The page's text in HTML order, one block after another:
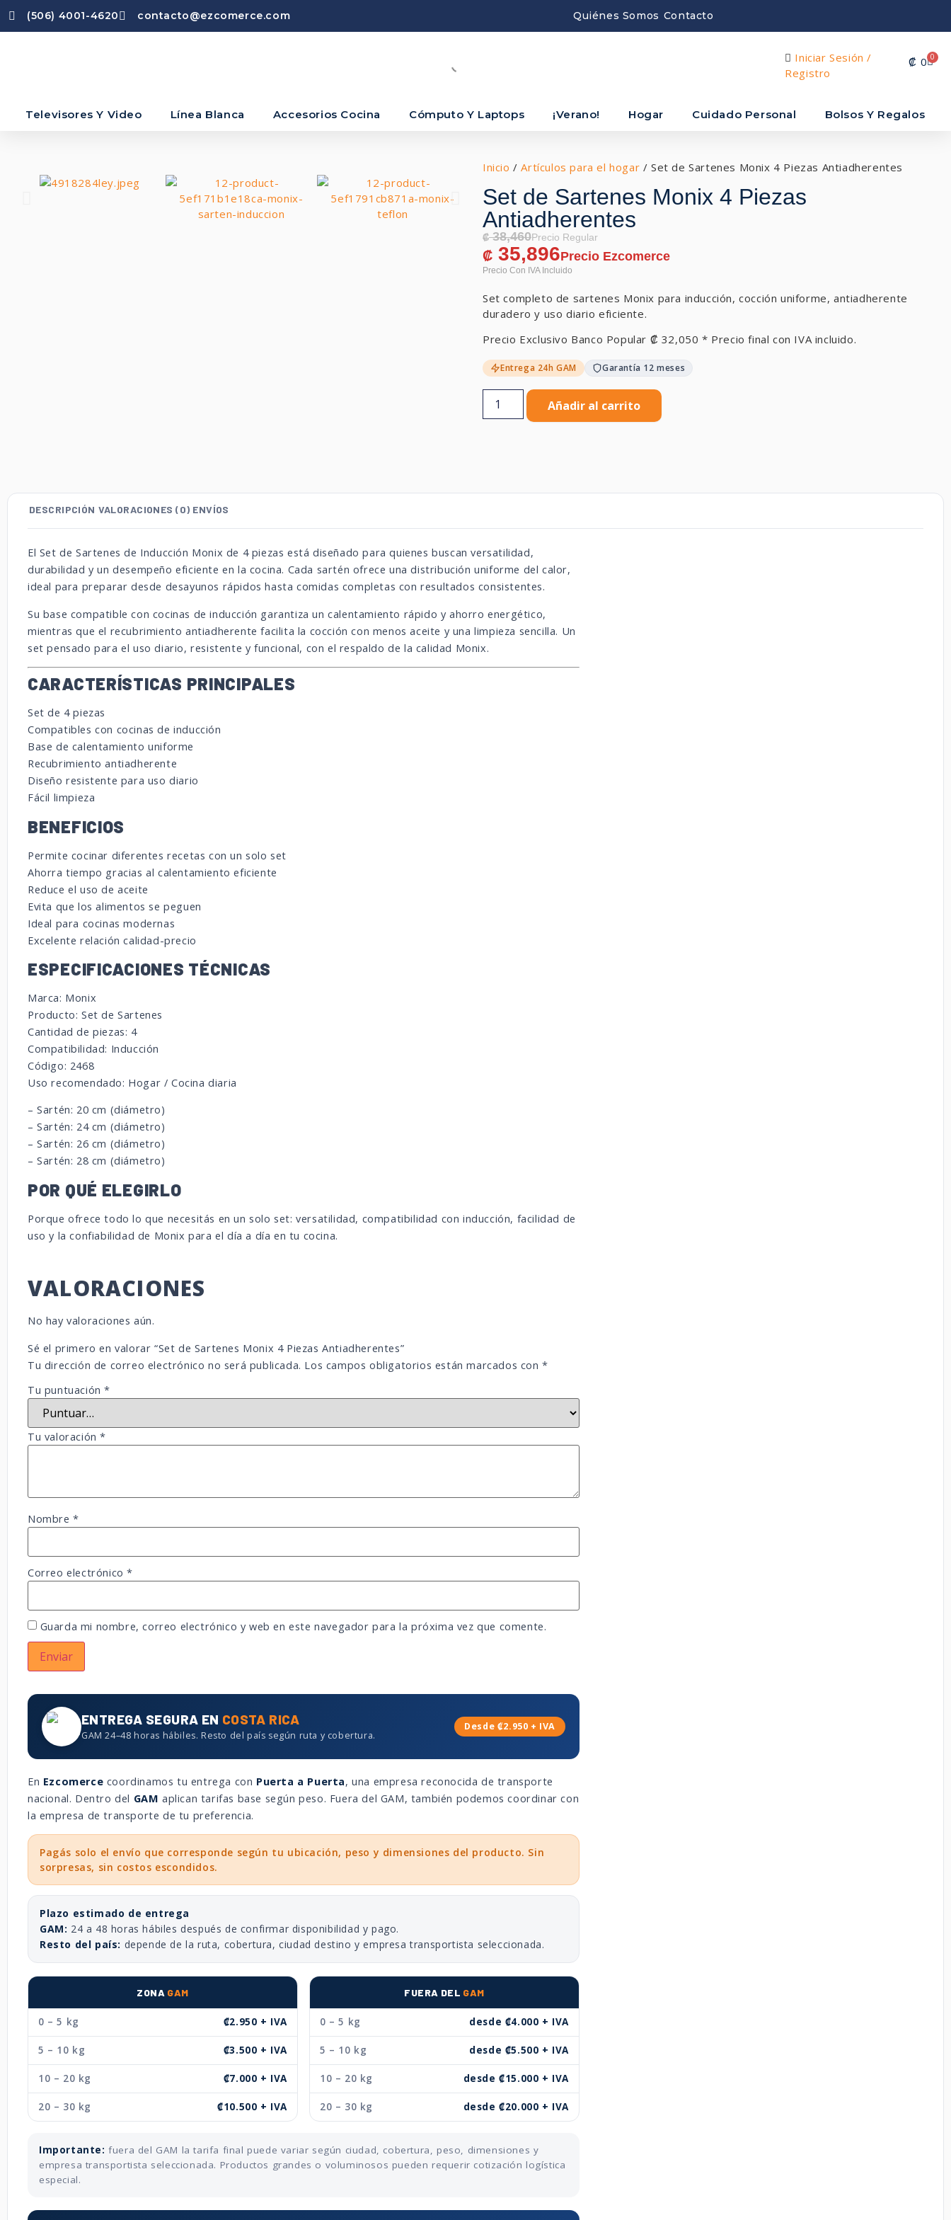
(506) 4001-4620 contacto@ezcomerce.com Quiénes Somos Contacto
Iniciar Sesión /
Registro
₡ 0 0
Televisores Y Video Línea Blanca Accesorios Cocina Cómputo Y Laptops ¡Verano! Hogar Cuidado Personal Bolsos Y Regalos
Inicio /Artículos para el hogar / Set de Sartenes Monix 4 Piezas Antiadherentes
Set de Sartenes Monix 4 Piezas
Antiadherentes
₡38,460
₡ 35,896
Set completo de sartenes Monix para inducción, cocción uniforme, antiadherente
duradero y uso diario eficiente.
Precio Exclusivo Banco Popular ₡ 32,050 * Precio final con IVA incluido.
Entrega 24h GAM Garantía 12 meses
Añadir al carrito
DESCRIPCIÓN VALORACIONES (0) ENVÍOS
El Set de Sartenes de Inducción Monix de 4 piezas está diseñado para quienes buscan versatilidad,
durabilidad y un desempeño eficiente en la cocina. Cada sartén ofrece una distribución uniforme del calor,
ideal para preparar desde desayunos rápidos hasta comidas completas con resultados consistentes.
Su base compatible con cocinas de inducción garantiza un calentamiento rápido y ahorro energético,
mientras que el recubrimiento antiadherente facilita la cocción con menos aceite y una limpieza sencilla. Un
set pensado para el uso diario, resistente y funcional, con el respaldo de la calidad Monix.
CARACTERÍSTICAS PRINCIPALES
Set de 4 piezas
Compatibles con cocinas de inducción
Base de calentamiento uniforme
Recubrimiento antiadherente
Diseño resistente para uso diario
Fácil limpieza
BENEFICIOS
Permite cocinar diferentes recetas con un solo set
Ahorra tiempo gracias al calentamiento eficiente
Reduce el uso de aceite
Evita que los alimentos se peguen
Ideal para cocinas modernas
Excelente relación calidad-precio
ESPECIFICACIONES TÉCNICAS
Marca: Monix
Producto: Set de Sartenes
Cantidad de piezas: 4
Compatibilidad: Inducción
Código: 2468
Uso recomendado: Hogar / Cocina diaria
– Sartén: 20 cm (diámetro)
– Sartén: 24 cm (diámetro)
– Sartén: 26 cm (diámetro)
– Sartén: 28 cm (diámetro)
POR QUÉ ELEGIRLO
Porque ofrece todo lo que necesitás en un solo set: versatilidad, compatibilidad con inducción, facilidad de
uso y la confiabilidad de Monix para el día a día en tu cocina.
VALORACIONES
No hay valoraciones aún.
Sé el primero en valorar “Set de Sartenes Monix 4 Piezas Antiadherentes”
Tu dirección de correo electrónico no será publicada. Los campos obligatorios están marcados con*
Tu puntuación*
Tu valoración*
Nombre*
Correo electrónico*
Guarda mi nombre, correo electrónico y web en este navegador para la próxima vez que comente.
ENTREGA SEGURA EN COSTA RICA
GAM 24–48 horas hábiles. Resto del país según ruta y cobertura.
Desde ₡2.950 + IVA
En Ezcomerce coordinamos tu entrega con Puerta a Puerta, una empresa reconocida de transporte
nacional. Dentro del GAM aplican tarifas base según peso. Fuera del GAM, también podemos coordinar con
la empresa de transporte de tu preferencia.
Pagás solo el envío que corresponde según tu ubicación, peso y dimensiones del producto. Sin
sorpresas, sin costos escondidos.
Plazo estimado de entrega
GAM: 24 a 48 horas hábiles después de confirmar disponibilidad y pago.
Resto del país: depende de la ruta, cobertura, ciudad destino y empresa transportista seleccionada.
ZONA GAM
0 – 5 kg ₡2.950 + IVA
5 – 10 kg ₡3.500 + IVA
10 – 20 kg ₡7.000 + IVA
20 – 30 kg ₡10.500 + IVA
FUERA DEL GAM
0 – 5 kg desde ₡4.000 + IVA
5 – 10 kg desde ₡5.500 + IVA
10 – 20 kg desde ₡15.000 + IVA
20 – 30 kg desde ₡20.000 + IVA
Importante: fuera del GAM la tarifa final puede variar según ciudad, cobertura, peso, dimensiones y
empresa transportista seleccionada. Productos grandes o voluminosos pueden requerir cotización logística
especial.